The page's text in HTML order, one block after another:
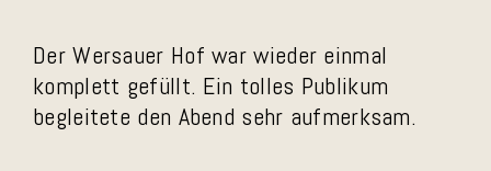
Der Wersauer Hof war wieder einmal
komplett gefüllt. Ein tolles Publikum
begleitete den Abend sehr aufmerksam.